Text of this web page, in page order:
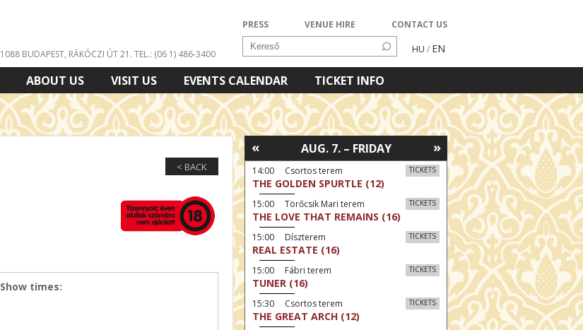
PRESS VENUE HIRE CONTACT US
HU / EN
1088 BUDAPEST, RÁKÓCZI ÚT 21. TEL.: (06 1) 486-3400
ABOUT US VISIT US EVENTS CALENDAR
TICKET INFO
< BACK
Show times:
»
AUG. 7. – FRIDAY
«
TICKETS
14:00 Csortos terem
THE GOLDEN SPURTLE (12)
TICKETS
15:00 Törőcsik Mari terem
THE LOVE THAT REMAINS (16)
TICKETS
15:00 Díszterem
REAL ESTATE (16)
TICKETS
15:00 Fábri terem
TUNER (16)
TICKETS
15:30 Csortos terem
THE GREAT ARCH (12)